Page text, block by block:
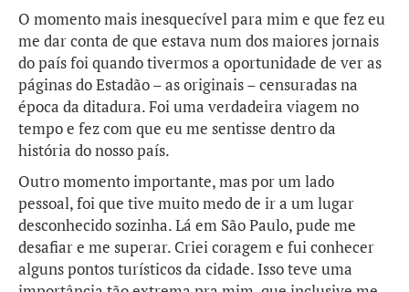
O momento mais inesquecível para mim e que fez eu
me dar conta de que estava num dos maiores jornais
do país foi quando tivermos a oportunidade de ver as
páginas do Estadão – as originais – censuradas na
época da ditadura. Foi uma verdadeira viagem no
tempo e fez com que eu me sentisse dentro da
história do nosso país.
Outro momento importante, mas por um lado
pessoal, foi que tive muito medo de ir a um lugar
desconhecido sozinha. Lá em São Paulo, pude me
desafiar e me superar. Criei coragem e fui conhecer
alguns pontos turísticos da cidade. Isso teve uma